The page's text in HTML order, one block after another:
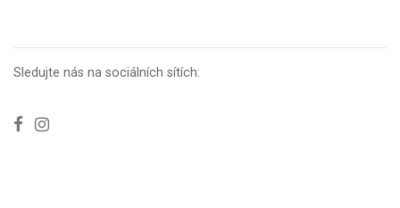
Sledujte nás na sociálních sítích: